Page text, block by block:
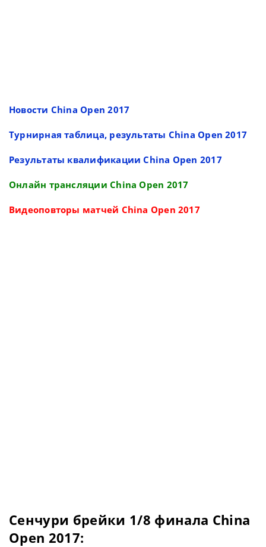
Новости China Open 2017
Турнирная таблица, результаты China Open 2017
Результаты квалификации China Open 2017
Онлайн трансляции China Open 2017
Видеоповторы матчей China Open 2017
Сенчури брейки 1/8 финала China
Open 2017: